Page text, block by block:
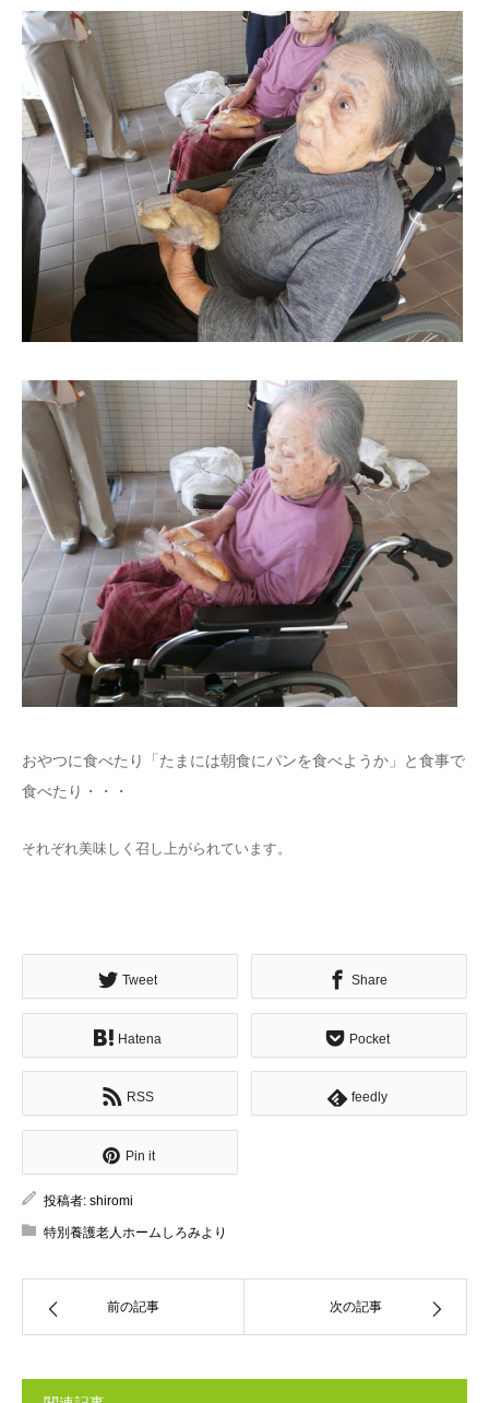
おやつに食べたり「たまには朝食にパンを食べようか」と食事で
食べたり・・・
それぞれ美味しく召し上がられています。
Tweet Share
Hatena Pocket
RSS feedly
Pin it
投稿者: shiromi
特別養護老人ホームしろみより
前の記事 次の記事